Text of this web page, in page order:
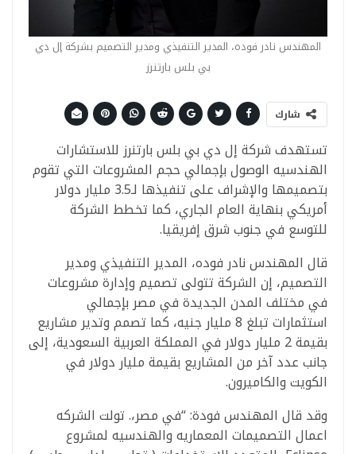
المهندس نادر فوده، المدير التنفيذي ومدير التصميم بشركة إل دي
بي بلس بارتنرز
شارك
تستهدف شركة إل دي بي بلس بارتنرز للاستشارات
الهندسيه الوصول بإجمالي حجم المشروعات التي تقوم
بتصميمها والإشراف على تنفيذها لـ3.5 مليار دولار
أمريكي بنهاية العام الجاري، كما تخطط الشركة
للتوسع في جنوب شرق إفريقيا.
قال المهندس نادر فوده، المدير التنفيذي ومدير
التصميم، إن الشركة تتولى تصميم وإدارة مشروعات
في مختلف المدن الجديدة في مصر بإجمالي
استثمارات تبلغ 8 مليار جنيه، كما تصمم وتدير مشاريع
بقيمة 2 مليار دولار في المملكة العربية السعودية، إلى
جانب عدد آخر من المشاريع بقيمة مليار دولار في
الكويت والكاميرون.
وقد قال المهندس فودة: “في مصر،. تولت الشركه
اعمال التصميمات المعماريه والهندسيه لمشروع